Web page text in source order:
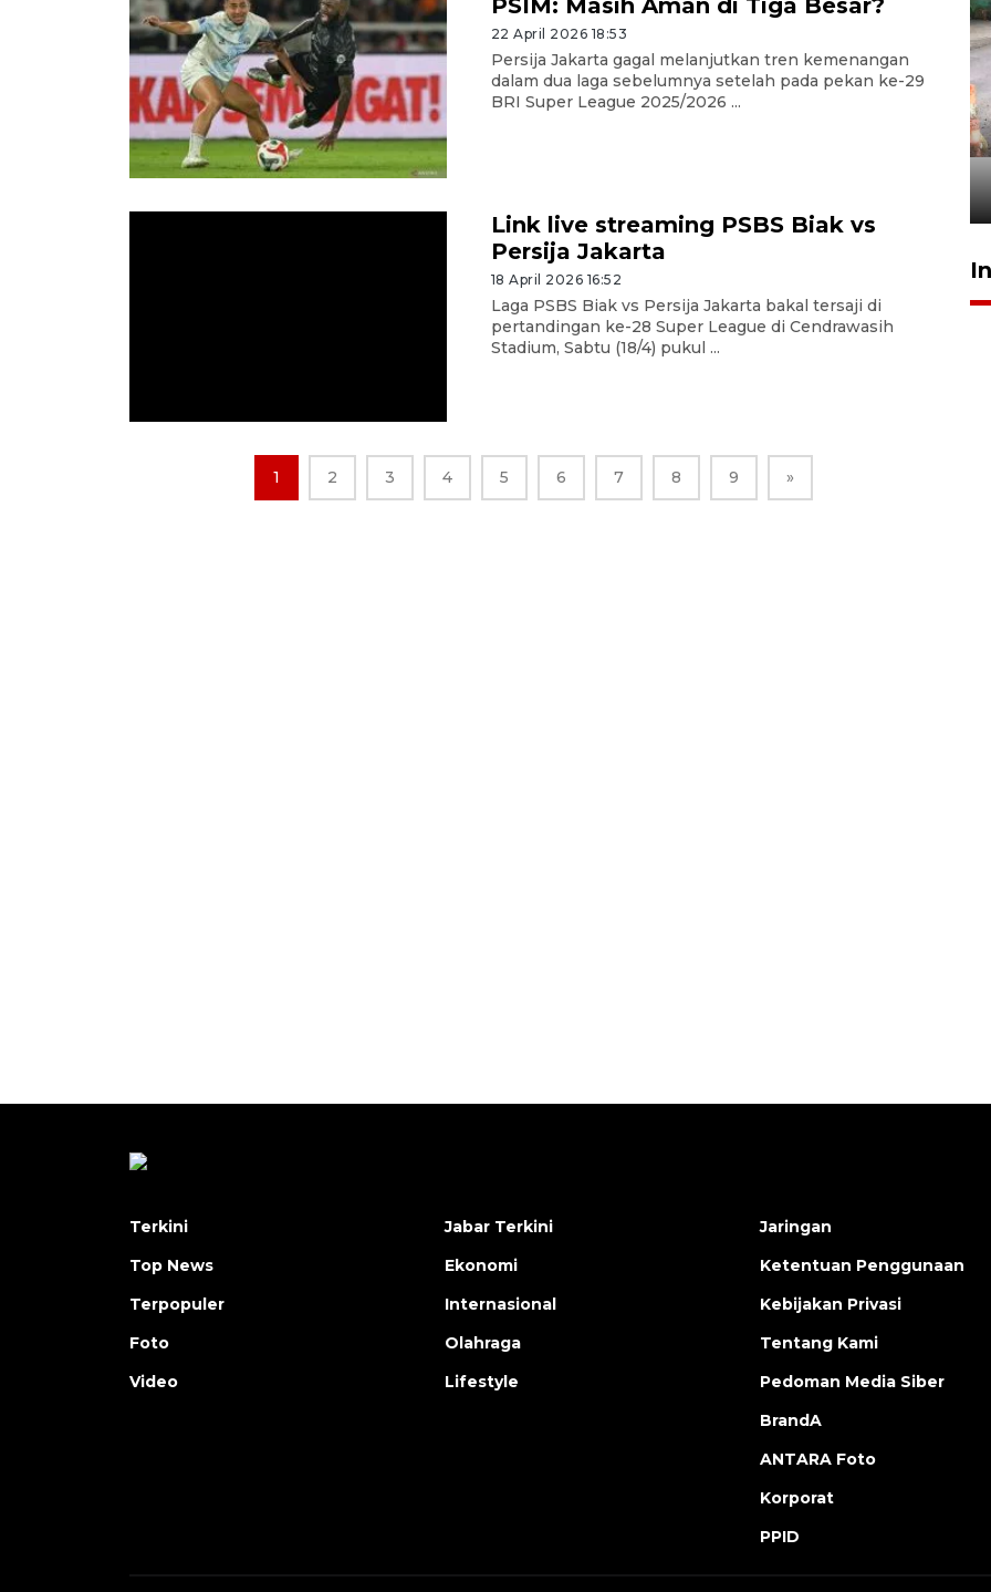
PSIM: Masih Aman di Tiga Besar?
22 April 2026 18:53
Persija Jakarta gagal melanjutkan tren kemenangan
dalam dua laga sebelumnya setelah pada pekan ke-29
BRI Super League 2025/2026 ...
Link live streaming PSBS Biak vs
Persija Jakarta
18 April 2026 16:52
Laga PSBS Biak vs Persija Jakarta bakal tersaji di
pertandingan ke-28 Super League di Cendrawasih
Stadium, Sabtu (18/4) pukul ...
1 2 3 4 5 6 7 8 9 »
Pigai: Penangkapan begal
Terkini
Top News
Terpopuler
Foto
Video
Jabar Terkini
Ekonomi
Internasional
Olahraga
Lifestyle
Jaringan
Ketentuan Penggunaan
Kebijakan Privasi
Tentang Kami
Pedoman Media Siber
BrandA
ANTARA Foto
Korporat
PPID